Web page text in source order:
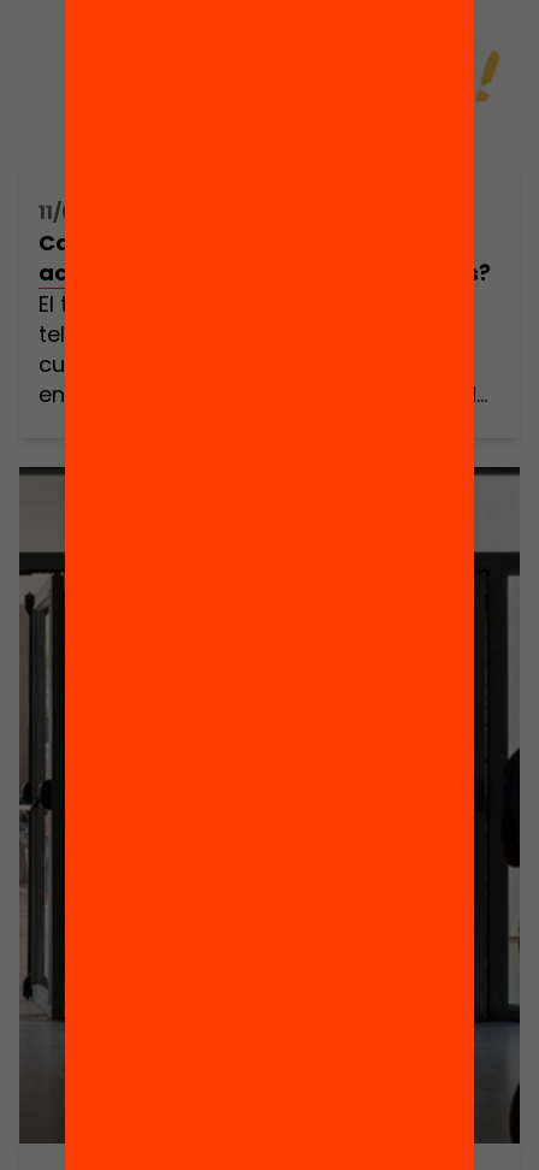
11/05/2020 16:00h - 17:00h
Cap alumne sense orientació: com
acompanyar en temps de coronavirus?
El tancament d’escoles i el seguiment
telemàtic d’aquest darrer trimestre de
curs ha posat en risc el vincle educatiu
entre alumnes i escoles. Amb l’objectiu de
urgència les seves estratègies docents i
d’orientació i acompanyament […]